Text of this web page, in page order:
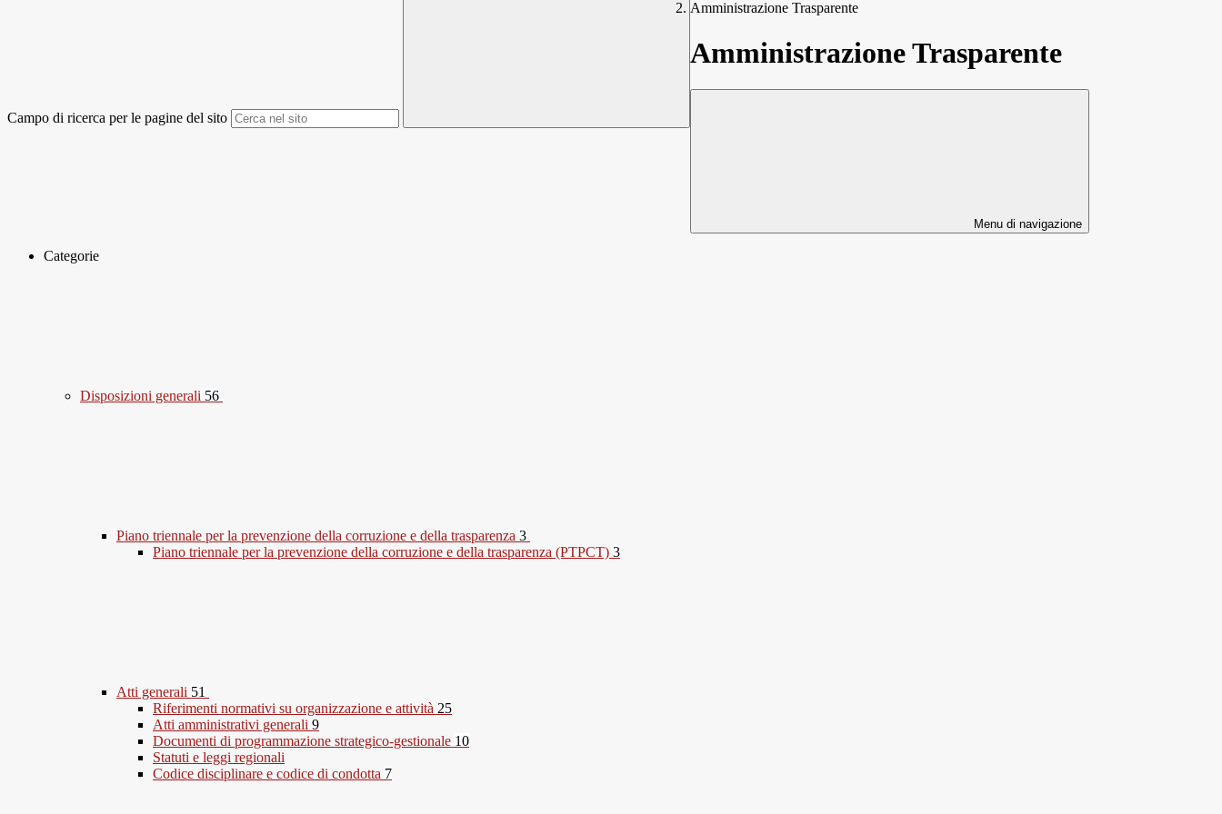
Campo di ricerca per le pagine del sito
Amministrazione Trasparente
Amministrazione Trasparente
Menu di navigazione
Categorie
Disposizioni generali 56
Piano triennale per la prevenzione della corruzione e della trasparenza 3
Piano triennale per la prevenzione della corruzione e della trasparenza (PTPCT) 3
Atti generali 51
Riferimenti normativi su organizzazione e attività 25
Atti amministrativi generali 9
Documenti di programmazione strategico-gestionale 10
Statuti e leggi regionali
Codice disciplinare e codice di condotta 7